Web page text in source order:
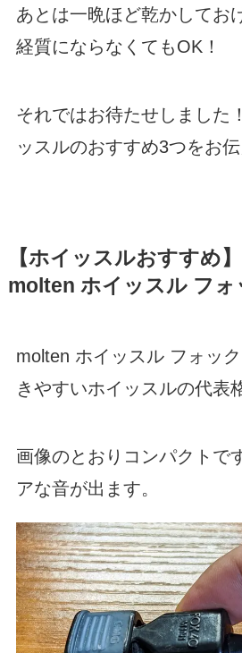
あとは一晩ほど乾かしてお
経質にならなくてもOK！
それではお待たせしました
ッスルのおすすめ3つをお伝
【ホイッスルおすすめ
molten ホイッスル フォ
molten ホイッスル フォッ
きやすいホイッスルの代表
画像のとおりコンパクトで
アな音が出ます。